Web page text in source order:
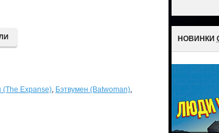
(The Expanse), Бэтвумен (Batwoman),
НОВИНКИ